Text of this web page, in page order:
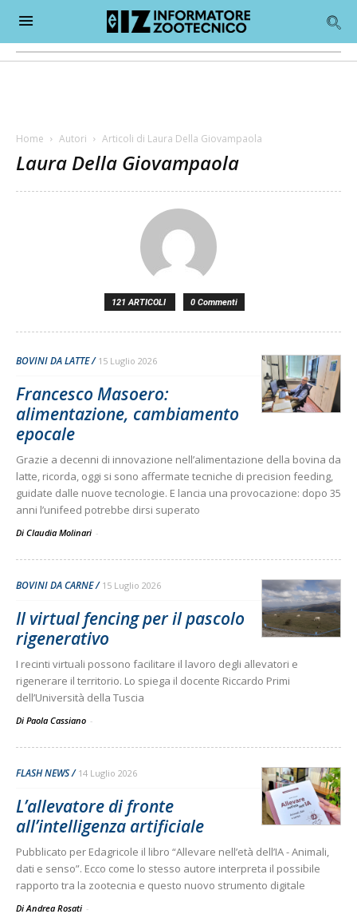
Home Autori Articoli di Laura Della Giovampaola
Laura Della Giovampaola
121 ARTICOLI 0 Commenti
BOVINI DA LATTE 15 Luglio 2026
Francesco Masoero:
alimentazione, cambiamento
epocale
Grazie a decenni di innovazione nell’alimentazione della bovina da
latte, ricorda, oggi si sono affermate tecniche di precision feeding,
guidate dalle nuove tecnologie. E lancia una provocazione: dopo 35
anni l’unifeed potrebbe dirsi superato
Di Claudia Molinari -
BOVINI DA CARNE 15 Luglio 2026
Il virtual fencing per il pascolo
rigenerativo
I recinti virtuali possono facilitare il lavoro degli allevatori e
rigenerare il territorio. Lo spiega il docente Riccardo Primi
dell’Università della Tuscia
Di Paola Cassiano -
FLASH NEWS 14 Luglio 2026
L’allevatore di fronte
all’intelligenza artificiale
Pubblicato per Edagricole il libro “Allevare nell’età dell’IA - Animali,
dati e senso”. Ecco come lo stesso autore interpreta il possibile
rapporto tra la zootecnia e questo nuovo strumento digitale
Di Andrea Rosati -